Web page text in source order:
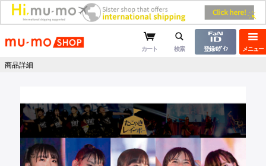
mu-moショップ メニュー
カート 検索 登録/ﾛｸﾞｲﾝ
商品詳細